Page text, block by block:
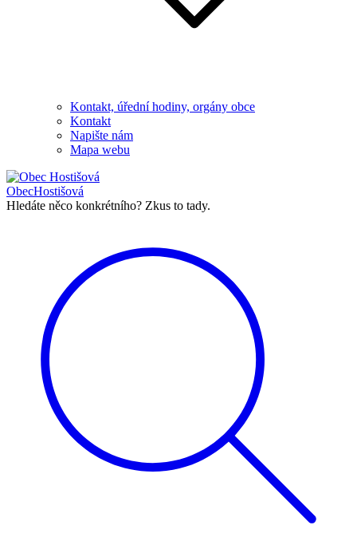
Kontakt, úřední hodiny, orgány obce
Kontakt
Napište nám
Mapa webu
ObecHostišová
Hledáte něco konkrétního? Zkus to tady.